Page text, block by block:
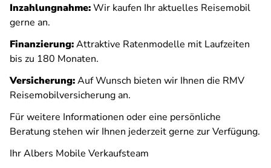
Inzahlungnahme:Wir kaufen Ihr aktuelles Reisemobil
gerne an.
Finanzierung:Attraktive Ratenmodelle mit Laufzeiten
bis zu 180 Monaten.
Versicherung:Auf Wunsch bieten wir Ihnen die RMV
Reisemobilversicherung an.
Für weitere Informationen oder eine persönliche
Beratung stehen wir Ihnen jederzeit gerne zur Verfügung.
Ihr Albers Mobile Verkaufsteam